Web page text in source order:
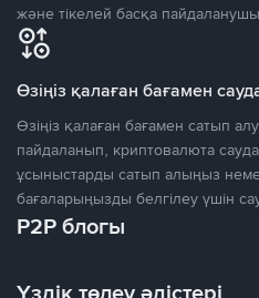
және тікелей басқа
Өзіңіз қалаған бағамен
Өзіңіз қалаған бағамен сатып
пайдаланып, криптовалюта
ұсыныстарды сатып алыңыз
бағаларыңызды белгілеу үшін
P2P блогы